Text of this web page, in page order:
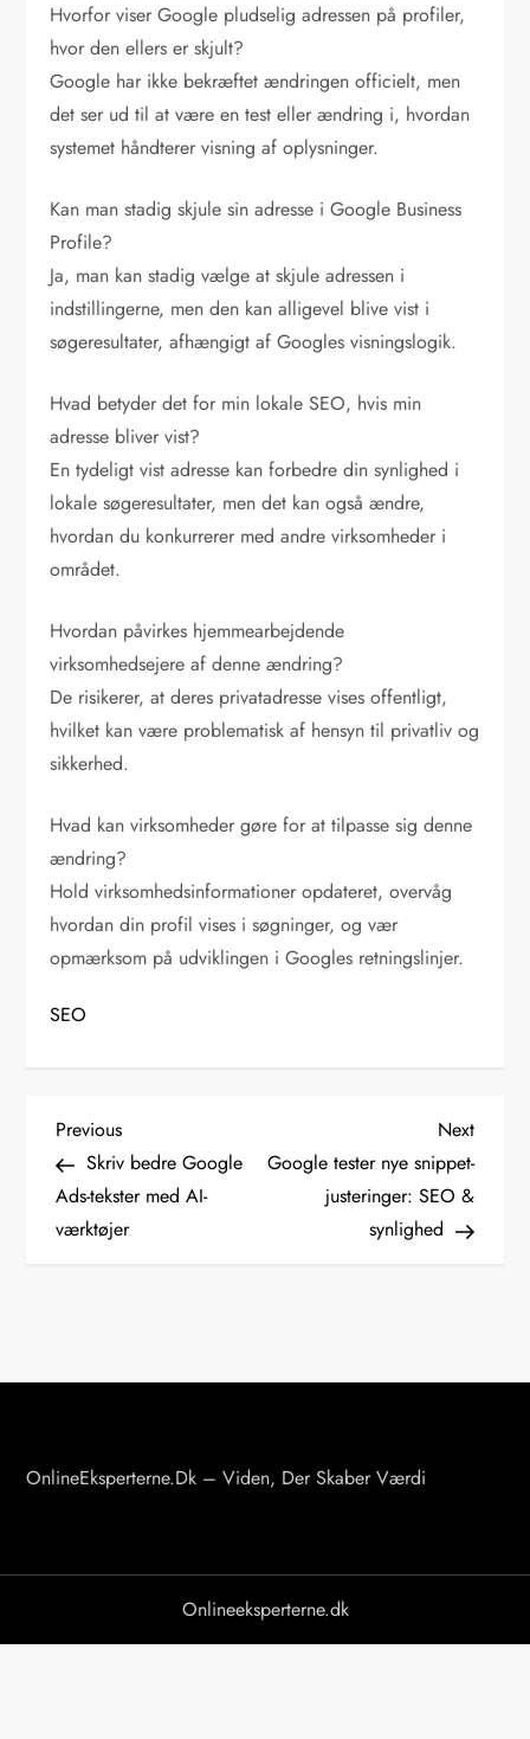
Hvorfor viser Google pludselig adressen på profiler,
hvor den ellers er skjult?
Google har ikke bekræftet ændringen officielt, men
det ser ud til at være en test eller ændring i, hvordan
systemet håndterer visning af oplysninger.
Kan man stadig skjule sin adresse i Google Business
Profile?
Ja, man kan stadig vælge at skjule adressen i
indstillingerne, men den kan alligevel blive vist i
søgeresultater, afhængigt af Googles visningslogik.
Hvad betyder det for min lokale SEO, hvis min
adresse bliver vist?
En tydeligt vist adresse kan forbedre din synlighed i
lokale søgeresultater, men det kan også ændre,
hvordan du konkurrerer med andre virksomheder i
området.
Hvordan påvirkes hjemmearbejdende
virksomhedsejere af denne ændring?
De risikerer, at deres privatadresse vises offentligt,
hvilket kan være problematisk af hensyn til privatliv og
sikkerhed.
Hvad kan virksomheder gøre for at tilpasse sig denne
ændring?
Hold virksomhedsinformationer opdateret, overvåg
hvordan din profil vises i søgninger, og vær
opmærksom på udviklingen i Googles retningslinjer.
SEO
I
n
d
l
v
a
Previous
Post
Previous
Skriv bedre Google
Ads-tekster med AI-
værktøjer
Next
Post
Next
Google tester nye snippet-
justeringer: SEO &
synlighed
OnlineEksperterne.dk – Viden, Der Skaber Værdi
Onlineeksperterne.dk